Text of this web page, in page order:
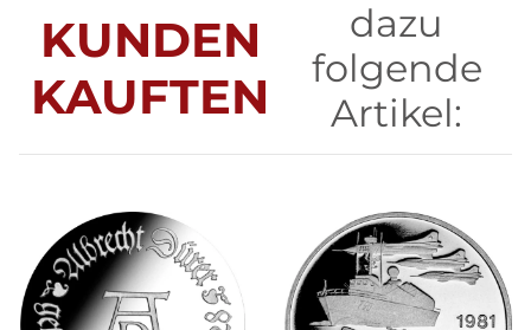
KUNDEN
KAUFTEN
dazu
folgende
Artikel: